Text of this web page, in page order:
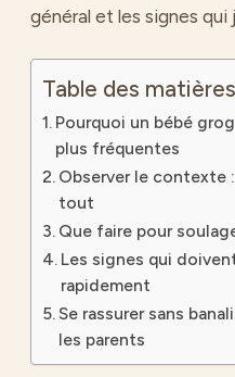
général et les signes
Table des matières
Pourquoi un bébé
plus fréquentes
Observer le contexte
tout
Que faire pour
Les signes qui
rapidement
Se rassurer sans
les parents